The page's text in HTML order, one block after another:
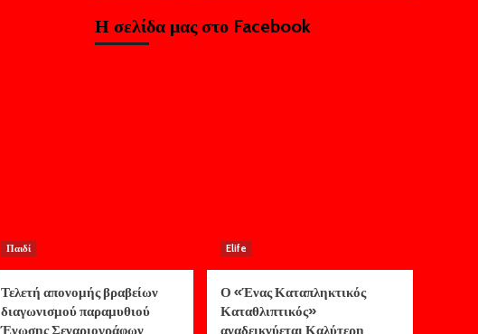
Η σελίδα μας στο Facebook
Παιδί
Τελετή απονομής βραβείων
διαγωνισμού παραμυθιού
Ένωσης Σεναριογράφων
Elife
Ο «Ένας Καταπληκτικός
Καταθλιπτικός»
αναδεικνύεται Καλύτερη